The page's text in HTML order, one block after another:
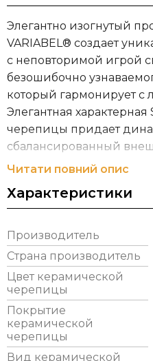
Элегантно изогнутый
VARIABEL® создает
с неповторимой игрой
безошибочно
который гармонирует с
Элегантная
черепицы придает
сбалансированный
IDEAL VARIABEL®
черепицей, с средним
Уникальность этой
соединений, благодаря
надежное перекрытие в
черепиц. Еще одним
продукции Laumans
и глазурь высочайшего
плотным нанесением.
LAUMANS это традиции,
Читати повний опис
Характеристики
Производитель
Страна производитель
Цвет керамической
черепицы
Покрытие
керамической
черепицы
Вид керамической